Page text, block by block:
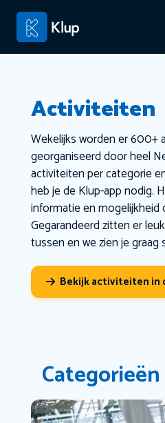
Activiteiten
Wekelijks worden er 600+
georganiseerd door heel
activiteiten per categorie
heb je de Klup-app nodig.
informatie en mogelijkheid
Gegarandeerd zitten er
tussen en we zien je graag
Bekijk activiteiten in
Categorieën